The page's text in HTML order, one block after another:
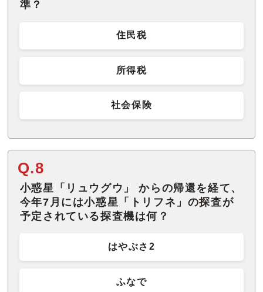
準？
住民税
所得税
社会保険
Q.8
小惑星「リュウグウ」 からの帰還を経て、
今年7月には小惑星「トリフネ」の探査が
予定されている探査機は何？
はやぶさ2
ふなで